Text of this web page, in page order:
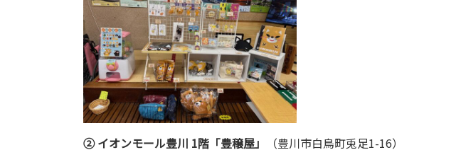
② イオンモール豊川 1階「豊穣屋」
（豊川市白鳥町兎足1-16）